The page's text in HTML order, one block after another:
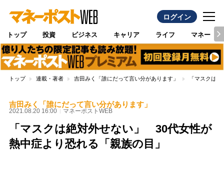
ログイン
トップ 投資 ビジネス キャリア ライフ マネー
トップ 連載・著者 吉田みく「誰にだって言い分があります」 「マスクは
吉田みく「誰にだって言い分があります」
2021.08.20 16:00 マネーポストWEB
「マスクは絶対外せない」 30代女性が
熱中症より恐れる「親族の目」